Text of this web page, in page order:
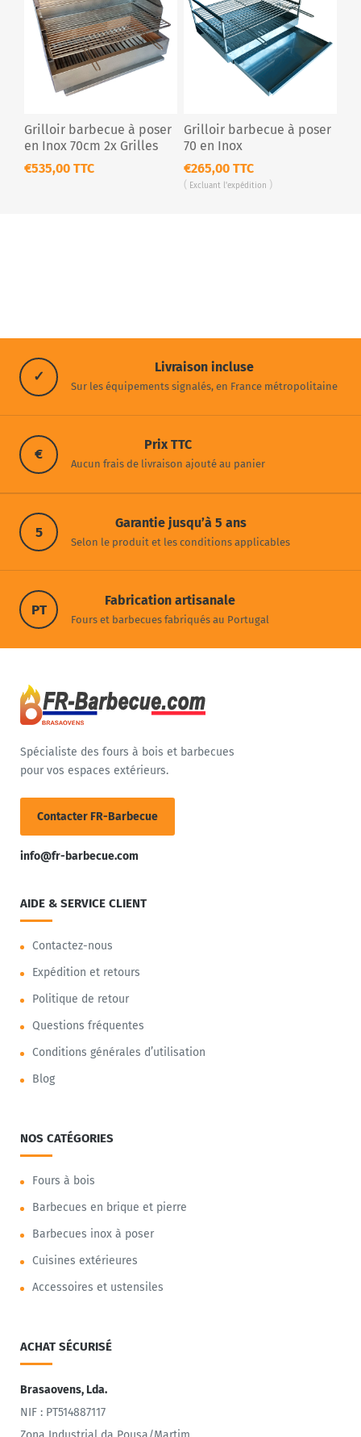
Grilloir barbecue à poser
en Inox 70cm 2x Grilles
Premium
€535,00 TTC
Grilloir barbecue à poser
70 en Inox
€265,00 TTC
Excluant l'expédition
✓
Livraison incluse
Sur les équipements signalés, en France métropolitaine
€
Prix TTC
Aucun frais de livraison ajouté au panier
5
Garantie jusqu’à 5 ans
Selon le produit et les conditions applicables
PT
Fabrication artisanale
Fours et barbecues fabriqués au Portugal
Spécialiste des fours à bois et barbecues
pour vos espaces extérieurs.
Contacter FR-Barbecue
info@fr-barbecue.com
AIDE & SERVICE CLIENT
Contactez-nous
Expédition et retours
Politique de retour
Questions fréquentes
Conditions générales d’utilisation
Blog
NOS CATÉGORIES
Fours à bois
Barbecues en brique et pierre
Barbecues inox à poser
Cuisines extérieures
Accessoires et ustensiles
ACHAT SÉCURISÉ
Brasaovens, Lda.
NIF : PT514887117